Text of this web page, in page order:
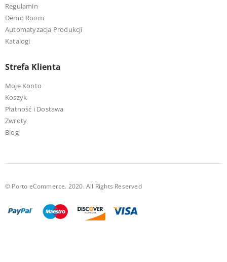
Regulamin
Demo Room
Automatyzacja Produkcji
Katalogi
Strefa Klienta
Moje Konto
Koszyk
Płatność i Dostawa
Zwroty
Blog
© Porto eCommerce. 2020. All Rights Reserved